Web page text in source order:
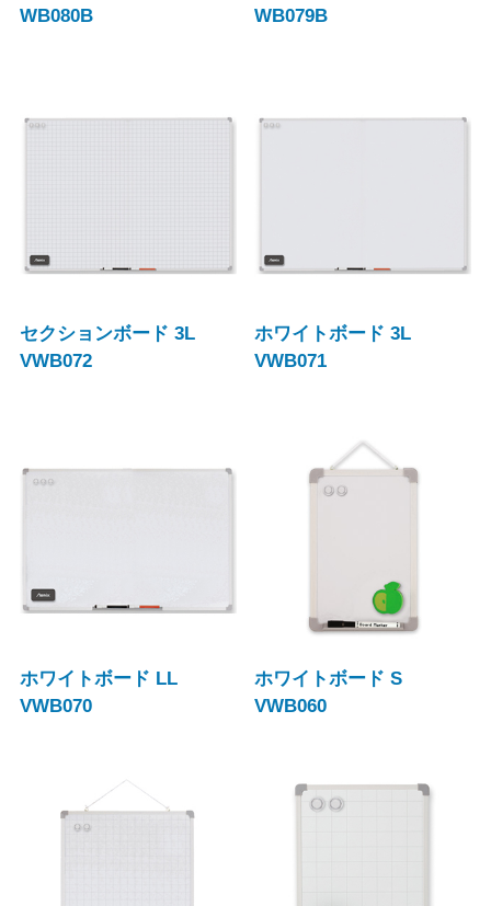
WB080B
WB079B
セクションボード 3L
VWB072
ホワイトボード 3L
VWB071
ホワイトボード LL
VWB070
ホワイトボード S
VWB060